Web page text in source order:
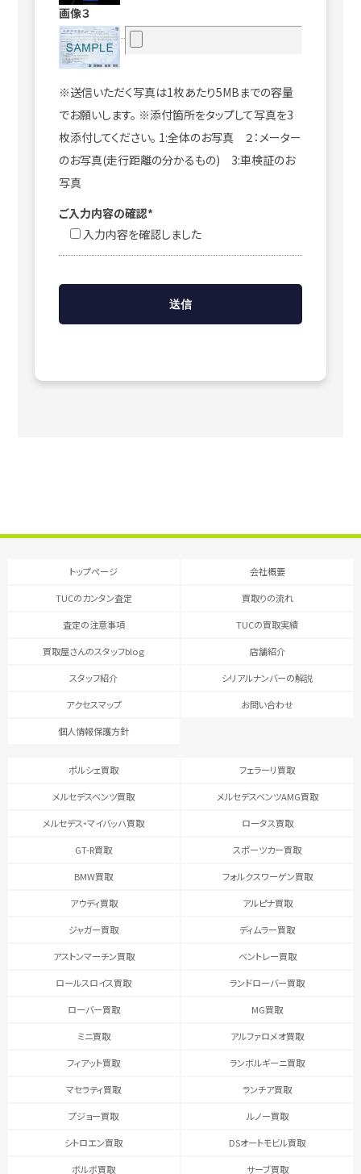
画像３
※送信いただく写真は1枚あたり5MBまでの容量
でお願いします。 ※添付箇所をタップして写真を3
枚添付してください。 1:全体のお写真 ２：メーター
のお写真(走行距離の分かるもの) 3:車検証のお
写真
ご入力内容の確認*
入力内容を確認しました
トップページ 会社概要
TUCのカンタン査定 買取りの流れ
査定の注意事項 TUCの買取実績
買取屋さんのスタッフblog 店舗紹介
スタッフ紹介 シリアルナンバーの解説
アクセスマップ お問い合わせ
個人情報保護方針
ポルシェ買取 フェラーリ買取
メルセデスベンツ買取 メルセデスベンツAMG買取
メルセデス・マイバッハ買取 ロータス買取
GT-R買取 スポーツカー買取
BMW買取 フォルクスワーゲン買取
アウディ買取 アルピナ買取
ジャガー買取 ディムラー買取
アストンマーチン買取 ベントレー買取
ロールスロイス買取 ランドローバー買取
ローバー買取 MG買取
ミニ買取 アルファロメオ買取
フィアット買取 ランボルギーニ買取
マセラティ買取 ランチア買取
プジョー買取 ルノー買取
シトロエン買取 DSオートモビル買取
ボルボ買取 サーブ買取